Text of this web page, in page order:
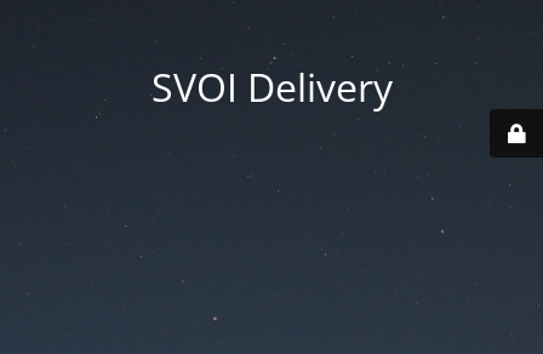
SVOI Delivery